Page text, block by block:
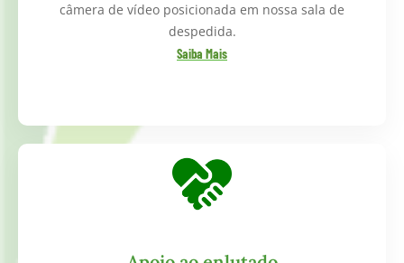
câmera de vídeo posicionada em nossa sala de
despedida.
Saiba Mais